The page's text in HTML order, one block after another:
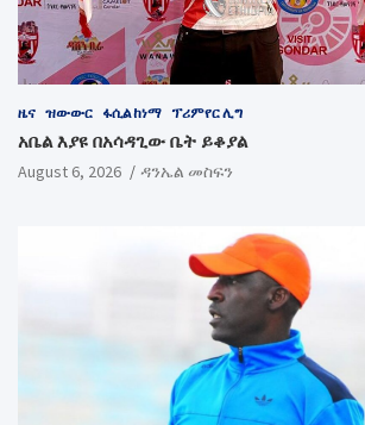
ዜና ዝውውር ፋሲል ከነማ ፕሪምየር ሊግ
አቤል እያዩ በአሳዳጊው ቤት ይቆያል
August 6, 2026 ዳንኤል መስፍን